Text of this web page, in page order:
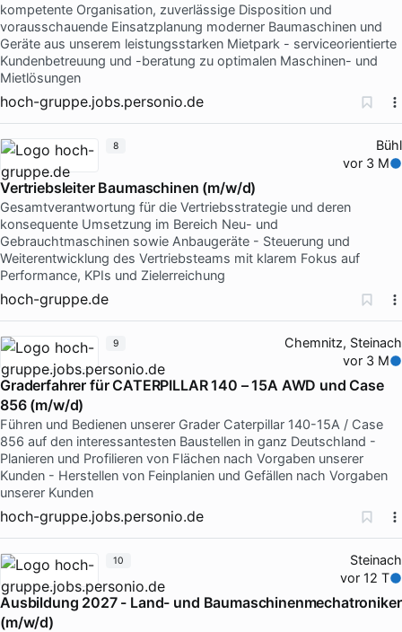
kompetente Organisation, zuverlässige Disposition und
vorausschauende Einsatzplanung moderner Baumaschinen und
Geräte aus unserem leistungsstarken Mietpark - serviceorientierte
Kundenbetreuung und -beratung zu optimalen Maschinen- und
Mietlösungen
hoch-gruppe.jobs.personio.de
Bühl
vor 3 M
Vertriebsleiter Baumaschinen (m/w/d)
Gesamtverantwortung für die Vertriebsstrategie und deren
konsequente Umsetzung im Bereich Neu- und
Gebrauchtmaschinen sowie Anbaugeräte - Steuerung und
Weiterentwicklung des Vertriebsteams mit klarem Fokus auf
Performance, KPIs und Zielerreichung
hoch-gruppe.de
8
Chemnitz, Steinach
vor 3 M
Graderfahrer für CATERPILLAR 140 – 15A AWD und Case
856 (m/w/d)
Führen und Bedienen unserer Grader Caterpillar 140-15A / Case
856 auf den interessantesten Baustellen in ganz Deutschland -
Planieren und Profilieren von Flächen nach Vorgaben unserer
Kunden - Herstellen von Feinplanien und Gefällen nach Vorgaben
unserer Kunden
hoch-gruppe.jobs.personio.de
9
Steinach
vor 12 T
Ausbildung 2027 - Land- und Baumaschinenmechatroniker
(m/w/d)
10